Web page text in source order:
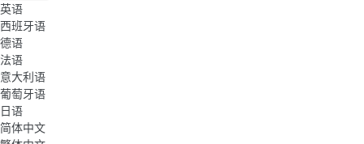
英语
西班牙语
德语
法语
意大利语
葡萄牙语
日语
简体中文